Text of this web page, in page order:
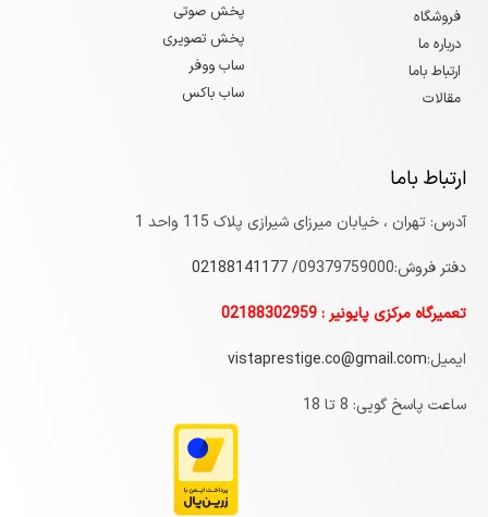
فروشگاه
درباره ما
ارتباط باما
مقالات
پخش صوتی
پخش تصویری
ساب ووفر
ساب باکس
ارتباط باما
آدرس: تهران ، خیابان میرزای شیرازی پلاک 115 واحد 1
دفتر فروش:09379759000/
02188141177
تعمیرگاه مرکزی پایونیر : 02188302959
ایمیل:vistaprestige.co@gmail.com
ساعت پاسخ گویی: 8 تا 18